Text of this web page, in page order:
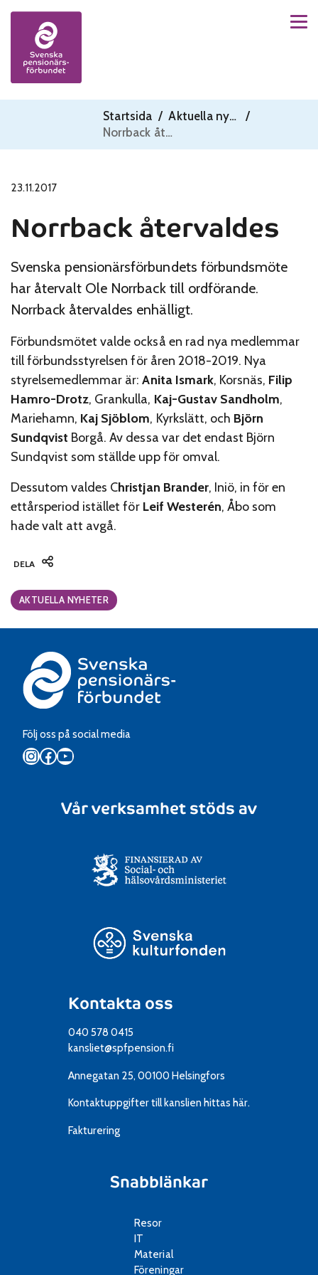
Skip to content
Startsida / Aktuella nyheter
/
Norrback återvaldes
23.11.2017
Norrback återvaldes
Svenska pensionärsförbundets förbundsmöte
har återvalt Ole Norrback till ordförande.
Norrback återvaldes enhälligt.
Förbundsmötet valde också en rad nya medlemmar
till förbundsstyrelsen för åren 2018-2019. Nya
styrelsemedlemmar är:Anita Ismark, Korsnäs, Filip
Hamro-Drotz, Grankulla, Kaj-Gustav Sandholm,
Mariehamn, Kaj Sjöblom, Kyrkslätt, och Björn
Sundqvist Borgå. Av dessa var det endast Björn
Sundqvist som ställde upp för omval.
Dessutom valdes Christjan Brander, Iniö, in för en
ettårsperiod istället förLeif Westerén, Åbo som
hade valt att avgå.
DELA
Categories:
AKTUELLA NYHETER
Följ oss på social media
Instagram
Facebook
YouTube
Kontakta oss
040 578 0415
kansliet@spfpension.fi
Annegatan 25, 00100 Helsingfors
Kontaktuppgifter till kanslien hittas här.
Fakturering
Snabblänkar
Resor
IT
Material
Föreningar
Vår verksamhet stöds av